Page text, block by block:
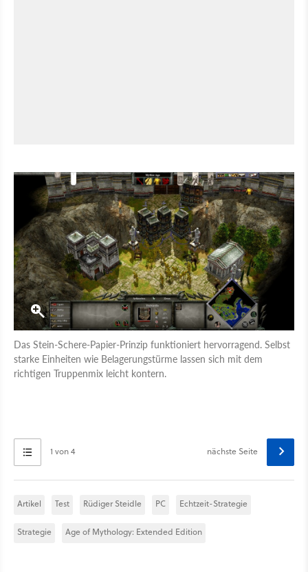
Das Stein-Schere-Papier-Prinzip funktioniert hervorragend. Selbst
starke Einheiten wie Belagerungstürme lassen sich mit dem
richtigen Truppenmix leicht kontern.
1 von 4 nächste Seite
Artikel Test Rüdiger Steidle PC Echtzeit-Strategie
Strategie Age of Mythology: Extended Edition